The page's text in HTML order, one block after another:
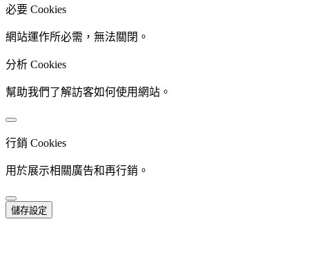
必要 Cookies
網站運作所必需，無法關閉。
分析 Cookies
幫助我們了解訪客如何使用網站。
行銷 Cookies
用於展示相關廣告和再行銷。
儲存設定